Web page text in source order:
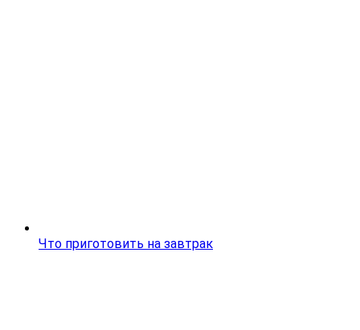
Что приготовить на завтрак